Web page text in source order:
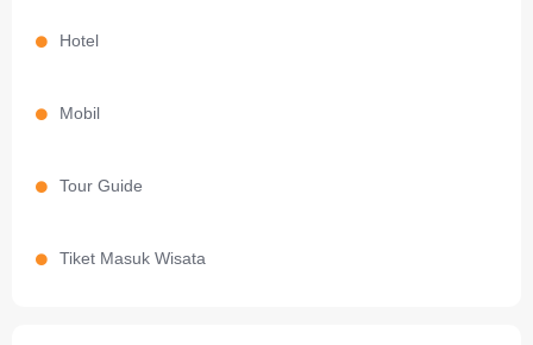
Hotel
Mobil
Tour Guide
Tiket Masuk Wisata